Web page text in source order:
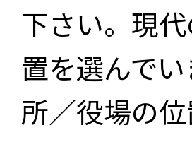
下さい。現
置を選んで
所／役場の